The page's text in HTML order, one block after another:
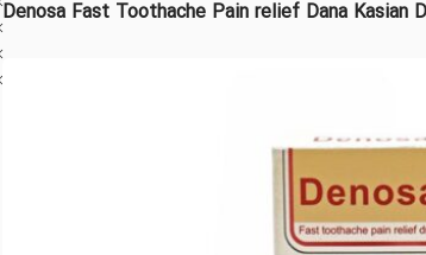
Denosa Fast Toothache Pain relief Dana Kasian